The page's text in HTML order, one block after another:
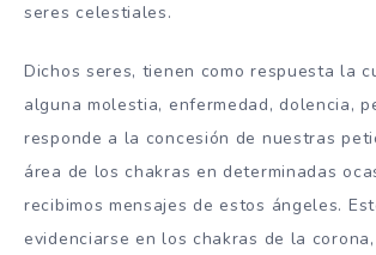
seres celestiales.
Dichos seres, tienen como respuesta la
alguna molestia, enfermedad, dolencia,
responde a la concesión de nuestras
área de los chakras en determinadas
recibimos mensajes de estos ángeles.
evidenciarse en los chakras de la